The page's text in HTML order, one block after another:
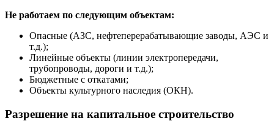
Не работаем по следующим объектам:
Опасные (АЗС, нефтеперерабатывающие заводы, АЭС и
т.д.);
Линейные объекты (линии электропередачи,
трубопроводы, дороги и т.д.);
Бюджетные с откатами;
Объекты культурного наследия (ОКН).
Разрешение на капитальное строительство